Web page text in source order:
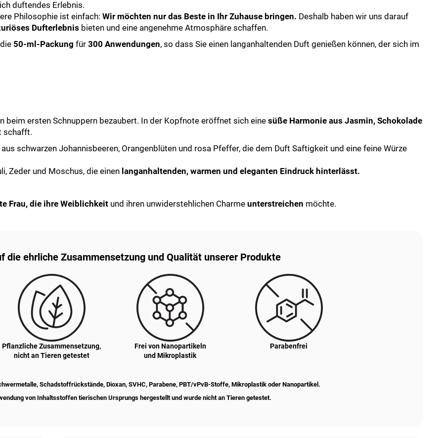
duftendes Erlebnis.
Philosophie ist einfach: Wir möchten nur das Beste in Ihr Zuhause bringen. Deshalb haben wir uns darauf
Dufterlebnis bieten und eine angenehme Atmosphäre schaffen.
50-ml-Packung für 300 Anwendungen, so dass Sie einen langanhaltenden Duft genießen können, der sich im
beim ersten Schnuppern bezaubert. In der Kopfnote eröffnet sich eine süße Harmonie aus Jasmin, Schokolade
schafft.
schwarzen Johannisbeeren, Orangenblüten und rosa Pfeffer, die dem Duft Saftigkeit und eine feine Würze
Zeder und Moschus, die einen langanhaltenden, warmen und eleganten Eindruck hinterlässt.
Frau, die ihre Weiblichkeit und ihren unwiderstehlichen Charme unterstreichen möchte.
die ehrliche Zusammensetzung und Qualität unserer Produkte
Pflanzliche Zusammensetzung,
nicht an Tieren getestet
Frei von Nanopartikeln
und Mikroplastik
Parabenfrei
Schadstoffrückstände, Dioxan, SVHC, Parabene, PBT/vPvB-Stoffe, Mikroplastik oder Nanopartikel.
von Inhaltsstoffen tierischen Ursprungs hergestellt und wurde nicht an Tieren getestet.